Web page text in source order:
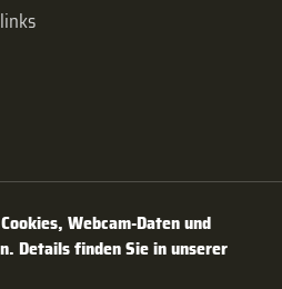
Webcam-Daten und
Details finden Sie in unserer